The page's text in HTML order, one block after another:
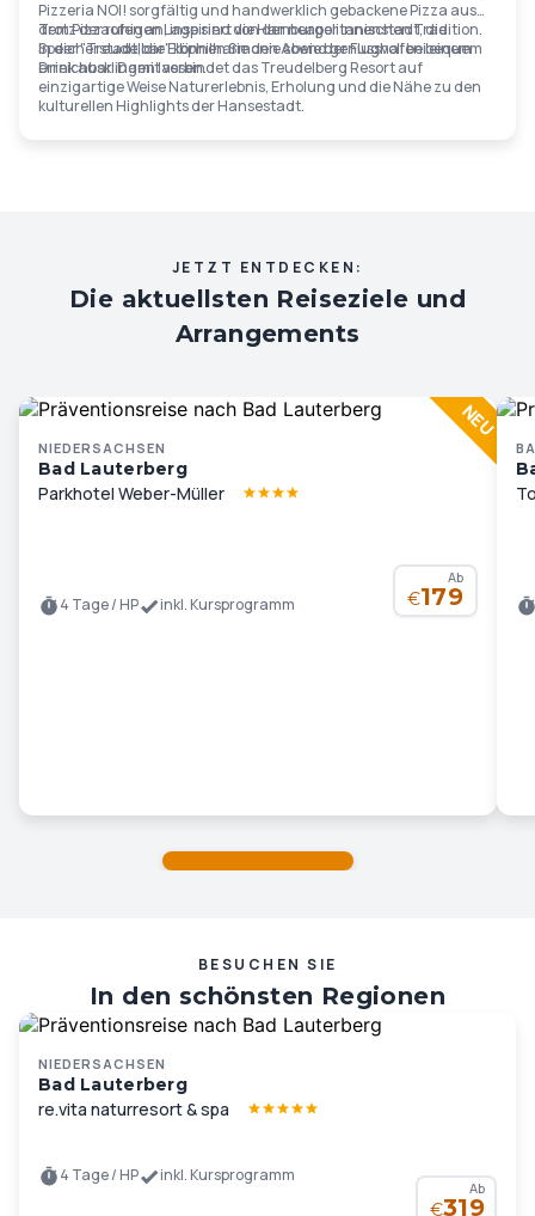
Pizzeria NOI! sorgfältig und handwerklich gebackene Pizza aus
dem Pizzaofen an, inspiriert von der neapolitanischen Tradition.
In der "Treudelbar" können Sie den Abend genussvoll bei einem
Drink ausklingen lassen.
Trotz der ruhigen Lage sind die Hamburger Innenstadt, die
Speicherstadt, die Elbphilharmonie sowie der Flughafen bequem
erreichbar. Damit verbindet das Treudelberg Resort auf
einzigartige Weise Naturerlebnis, Erholung und die Nähe zu den
kulturellen Highlights der Hansestadt.
JETZT ENTDECKEN:
Die aktuellsten Reiseziele und
Arrangements
Ab
€179
NIEDERSACHSEN
Bad Lauterberg
Parkhotel Weber-Müller
4 Tage / HP inkl. Kursprogramm
BESUCHEN SIE
In den schönsten Regionen
Deutschlands und Europas …
Ab
€319
NIEDERSACHSEN
Bad Lauterberg
re.vita naturresort & spa
4 Tage / HP inkl. Kursprogramm